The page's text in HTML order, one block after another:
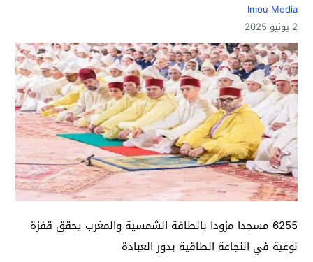
Imou Media
2 يونيو 2025
6255 مسجدا مزودا بالطاقة الشمسية والمغرب يحقق قفزة
نوعية في النجاعة الطاقية بدور العبادة